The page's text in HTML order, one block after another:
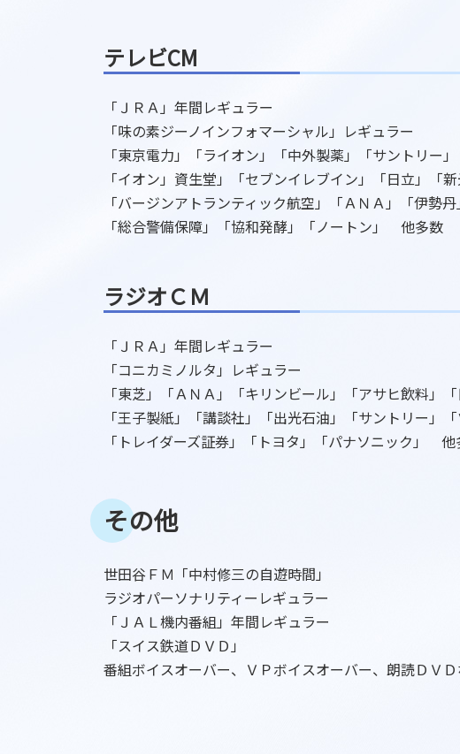
テレビCM
「ＪＲＡ」年間レギュラー
「味の素ジーノインフォマーシャル」レギュラー
「東京電力」「ライオン」「中外製薬」「サントリー」
「イオン」資生堂」「セブンイレブイン」「日立」「新
「バージンアトランティック航空」「ＡＮＡ」「伊勢丹
「総合警備保障」「協和発酵」「ノートン」 他多数
ラジオＣＭ
「ＪＲＡ」年間レギュラー
「コニカミノルタ」レギュラー
「東芝」「ＡＮＡ」「キリンビール」「アサヒ飲料」「
「王子製紙」「講談社」「出光石油」「サントリー」「
「トレイダーズ証券」「トヨタ」「パナソニック」 他
その他
世田谷ＦＭ「中村修三の自遊時間」
ラジオパーソナリティーレギュラー
「ＪＡＬ機内番組」年間レギュラー
「スイス鉄道ＤＶＤ」
番組ボイスオーバー、ＶＰボイスオーバー、朗読ＤＶＤ